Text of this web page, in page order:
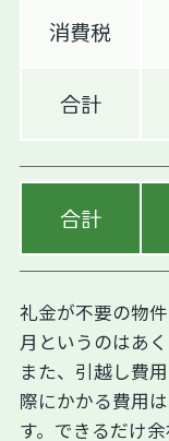
消費税
合計
合計
礼金が不要の物
月というのはあ
また、引越し費
際にかかる費用
す。できるだけ